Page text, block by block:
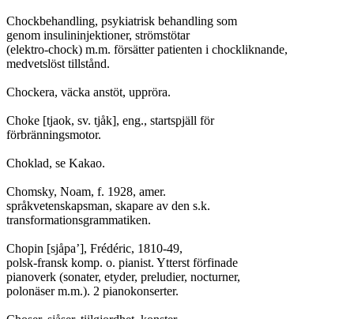
Chockbehandling, psykiatrisk behandling som
genom insulininjektioner, strömstötar
(elektro-chock) m.m. försätter patienten i chockliknande,
medvetslöst tillstånd.
Chockera, väcka anstöt, uppröra.
Choke [tjaok, sv. tjåk], eng., startspjäll för
förbränningsmotor.
Choklad, se Kakao.
Chomsky, Noam, f. 1928, amer.
språkvetenskapsman, skapare av den s.k.
transformationsgrammatiken.
Chopin [sjåpa’], Frédéric, 1810-49,
polsk-fransk komp. o. pianist. Ytterst förfinade
pianoverk (sonater, etyder, preludier, nocturner,
polonäser m.m.). 2 pianokonserter.